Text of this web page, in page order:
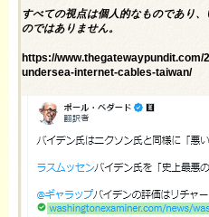
すべての視点は個人的なものであり
のではありません。
https://
undersea-internet-cables-taiwan/